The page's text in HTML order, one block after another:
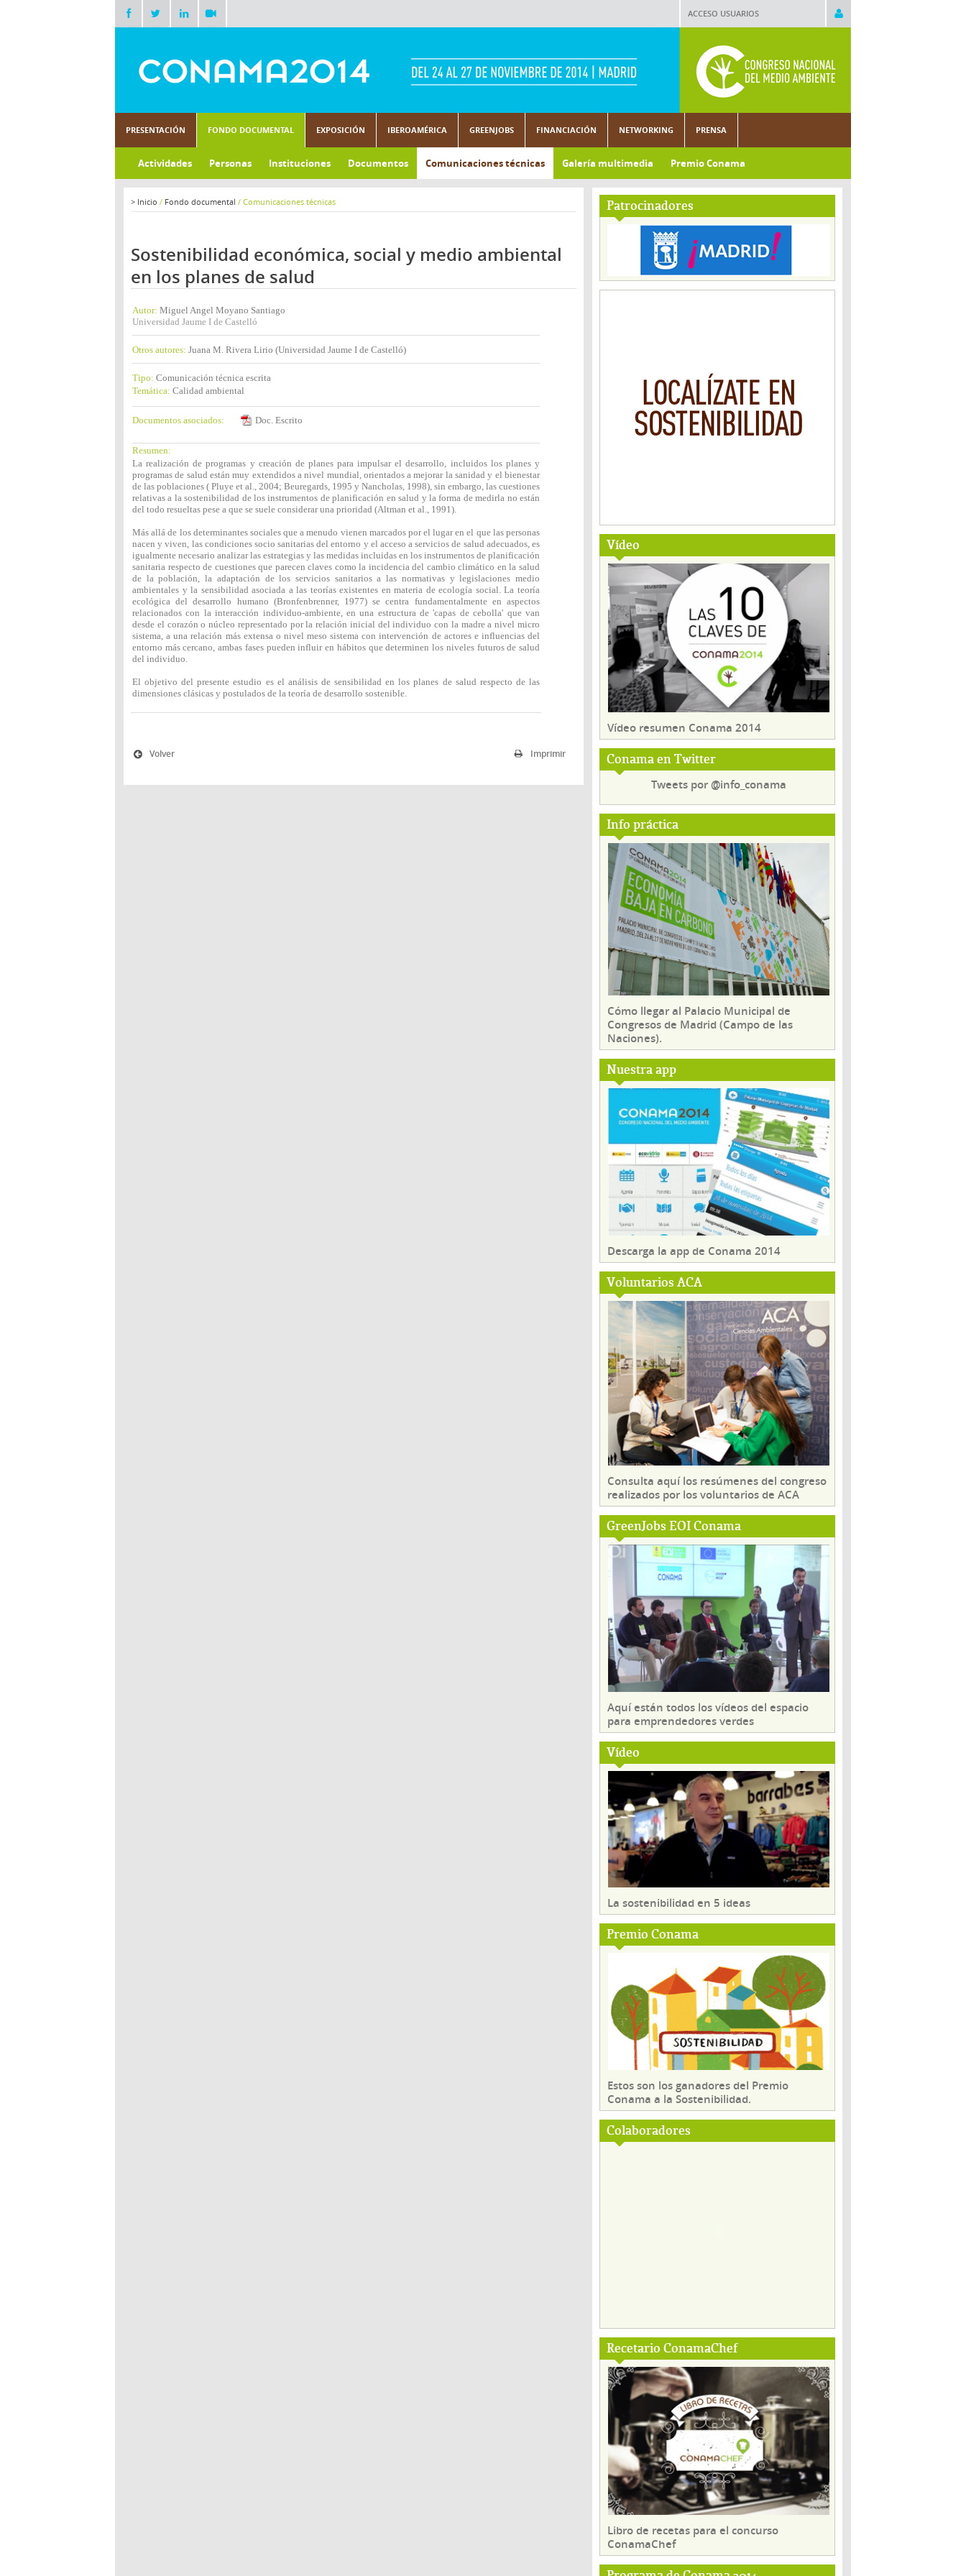
ACCESO USUARIOS
PRESENTACIÓN FONDO DOCUMENTAL EXPOSICIÓN IBEROAMÉRICA GREENJOBS FINANCIACIÓN NETWORKING PRENSA
Actividades Personas Instituciones Documentos Comunicaciones técnicas Galería multimedia Premio Conama
Patrocinadores
Vídeo
Vídeo resumen Conama 2014
Conama en Twitter
Tweets por @info_conama
Info práctica
Cómo llegar al Palacio Municipal de
Congresos de Madrid (Campo de las
Naciones).
Nuestra app
Descarga la app de Conama 2014
Voluntarios ACA
Consulta aquí los resúmenes del congreso
realizados por los voluntarios de ACA
GreenJobs EOI Conama
Aquí están todos los vídeos del espacio
para emprendedores verdes
Vídeo
La sostenibilidad en 5 ideas
Premio Conama
Estos son los ganadores del Premio
Conama a la Sostenibilidad.
Colaboradores
Recetario ConamaChef
Libro de recetas para el concurso
ConamaChef
> Inicio / Fondo documental / Comunicaciones técnicas
Sostenibilidad económica, social y medio ambiental
en los planes de salud
Autor: Miguel Angel Moyano Santiago
Universidad Jaume I de Castelló
Otros autores: Juana M. Rivera Lirio (Universidad Jaume I de Castelló)
Tipo: Comunicación técnica escrita
Temática: Calidad ambiental
Documentos asociados: Doc. Escrito
Resumen:
La realización de programas y creación de planes para impulsar el desarrollo, incluidos los planes y
programas de salud están muy extendidos a nivel mundial, orientados a mejorar la sanidad y el bienestar
de las poblaciones ( Pluye et al., 2004; Beuregards, 1995 y Nancholas, 1998), sin embargo, las cuestiones
relativas a la sostenibilidad de los instrumentos de planificación en salud y la forma de medirla no están
del todo resueltas pese a que se suele considerar una prioridad (Altman et al., 1991).
Más allá de los determinantes sociales que a menudo vienen marcados por el lugar en el que las personas
nacen y viven, las condiciones socio sanitarias del entorno y el acceso a servicios de salud adecuados, es
igualmente necesario analizar las estrategias y las medidas incluidas en los instrumentos de planificación
sanitaria respecto de cuestiones que parecen claves como la incidencia del cambio climático en la salud
de la población, la adaptación de los servicios sanitarios a las normativas y legislaciones medio
ambientales y la sensibilidad asociada a las teorías existentes en materia de ecología social. La teoría
ecológica del desarrollo humano (Bronfenbrenner, 1977) se centra fundamentalmente en aspectos
relacionados con la interacción individuo-ambiente, en una estructura de 'capas de cebolla' que van
desde el corazón o núcleo representado por la relación inicial del individuo con la madre a nivel micro
sistema, a una relación más extensa o nivel meso sistema con intervención de actores e influencias del
entorno más cercano, ambas fases pueden influir en hábitos que determinen los niveles futuros de salud
del individuo.
El objetivo del presente estudio es el análisis de sensibilidad en los planes de salud respecto de las
dimensiones clásicas y postulados de la teoría de desarrollo sostenible.
Imprimir
Volver